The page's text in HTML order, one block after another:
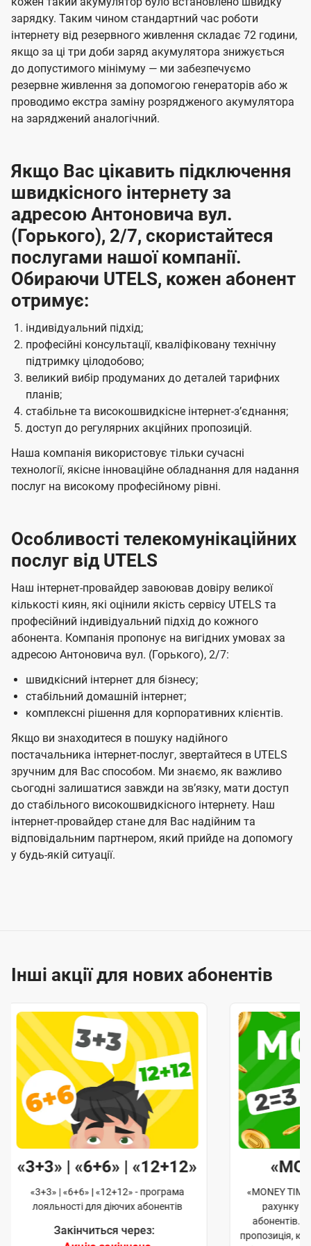
зарядку. Таким чином стандартний час роботи
інтернету від резервного живлення складає 72 години,
якщо за ці три доби заряд акумулятора знижується
до допустимого мінімуму — ми забезпечуємо
резервне живлення за допомогою генераторів або ж
проводимо екстра заміну розрядженого акумулятора
на заряджений аналогічний.
Якщо Вас цікавить підключення
швидкісного інтернету за
адресою Антоновича вул.
(Горького), 2/7, скористайтеся
послугами нашої компанії.
Обираючи UTELS, кожен абонент
отримує:
індивідуальний підхід;
професійні консультації, кваліфіковану технічну
підтримку цілодобово;
великий вибір продуманих до деталей тарифних
планів;
стабільне та високошвидкісне інтернет-зʼєднання;
доступ до регулярних акційних пропозицій.
Наша компанія використовує тільки сучасні
технології, якісне інноваційне обладнання для надання
послуг на високому професійному рівні.
Особливості телекомунікаційних
послуг від UTELS
Наш інтернет-провайдер завоював довіру великої
кількості киян, які оцінили якість сервісу UTELS та
професійний індивідуальний підхід до кожного
абонента. Компанія пропонує на вигідних умовах за
адресою Антоновича вул. (Горького), 2/7:
швидкісний інтернет для бізнесу;
стабільний домашній інтернет;
комплексні рішення для корпоративних клієнтів.
Якщо ви знаходитеся в пошуку надійного
постачальника інтернет-послуг, звертайтеся в UTELS
зручним для Вас способом. Ми знаємо, як важливо
сьогодні залишатися завжди на звʼязку, мати доступ
до стабільного високошвидкісного інтернету. Наш
інтернет-провайдер стане для Вас надійним та
відповідальним партнером, який прийде на допомогу
у будь-якій ситуації.
Інші акції для нових абонентів
«3+3» | «6+6» | «12+12»
«3+3» | «6+6» | «12+12» - програма
лояльності для діючих абонентів
Закінчиться через:
«MONEY
рахунку
абонентів.
пропозиція,